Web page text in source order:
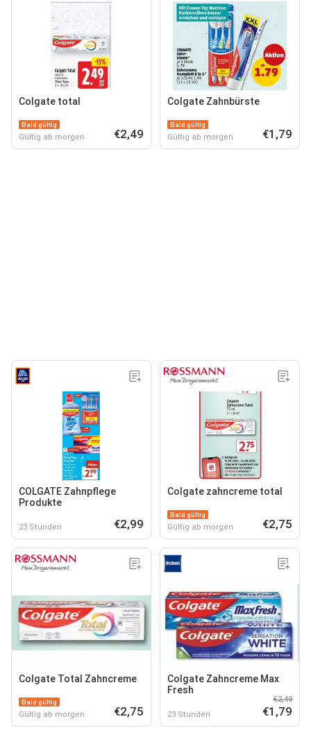
Colgate total
Bald gültig
Gültig ab morgen €2,49
Colgate Zahnbürste
Bald gültig
Gültig ab morgen €1,79
COLGATE Zahnpflege
Produkte
23 Stunden €2,99
Colgate zahncreme total
Bald gültig
Gültig ab morgen €2,75
Colgate Total Zahncreme
Bald gültig
Gültig ab morgen €2,75
Colgate Zahncreme Max
Fresh
23 Stunden
€2,49
€1,79